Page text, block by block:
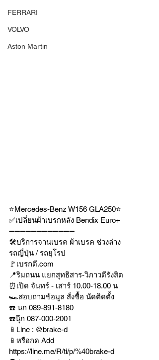
FERRARI
VOLVO
Aston Martin
⭐️Mercedes-Benz W156 GLA250⭐️
✅เปลี่ยนผ้าเบรกหลัง Bendix Euro+
➖➖➖➖➖➖➖➖➖➖➖➖
🛠บริการจานเบรค ผ้าเบรค ช่วงล่าง
รถญี่ปุ่น / รถยุโรป
🚩เบรกดี.com
📍ริมถนน แยกสุทธิสาร-วิภาวดีรังสิต
⏰เปิด จันทร์ - เสาร์ 10.00-18.00 น
🏎สอบถามข้อมูล สั่งซื้อ นัดติดตั้ง
☎️ นก 089-891-8180
☎️นุ๊ก 087-000-2001
📱Line : @brake-d
📱หรือกด Add
https://line.me/R/ti/p/%40brake-d